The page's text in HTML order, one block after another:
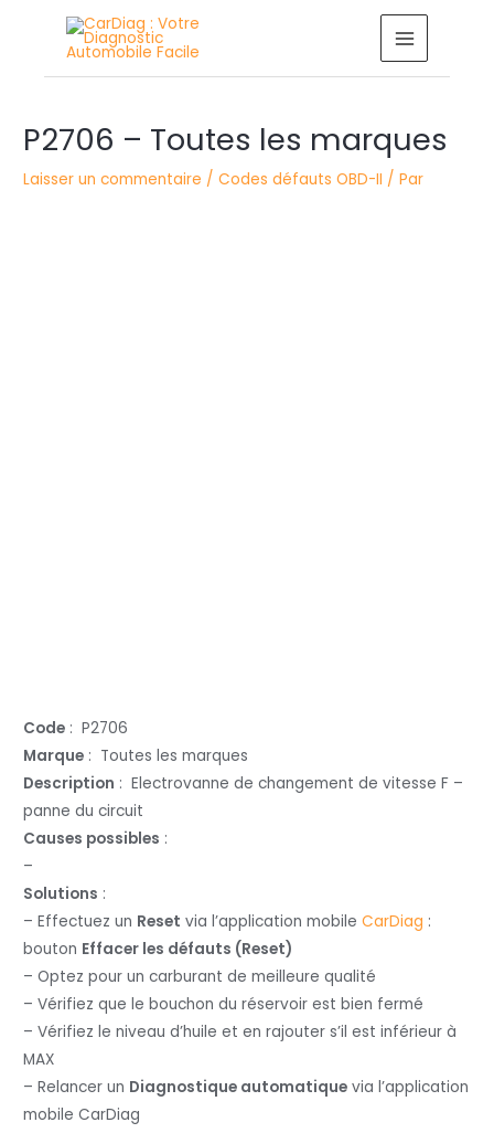
MAIN
MENU
P2706 – Toutes les marques
Laisser un commentaire /Codes défauts OBD-II / Par
Code : P2706
Marque : Toutes les marques
Description : Electrovanne de changement de vitesse F –
panne du circuit
Causes possibles :
–
Solutions :
– Effectuez un Reset via l’application mobileCarDiag :
bouton Effacer les défauts (Reset)
– Optez pour un carburant de meilleure qualité
– Vérifiez que le bouchon du réservoir est bien fermé
– Vérifiez le niveau d’huile et en rajouter s’il est inférieur à
MAX
– Relancer un Diagnostique automatique via l’application
mobile CarDiag
articles